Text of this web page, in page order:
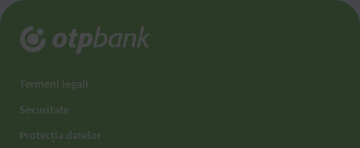
Termeni legali
Securitate
Protecția datelor